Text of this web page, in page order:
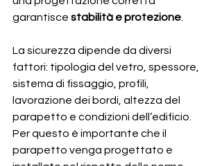
garantisce stabilità e protezione.
La sicurezza dipende da diversi
fattori: tipologia del vetro, spessore,
sistema di fissaggio, profili,
lavorazione dei bordi, altezza del
parapetto e condizioni dell’edificio.
Per questo è importante che il
parapetto venga progettato e